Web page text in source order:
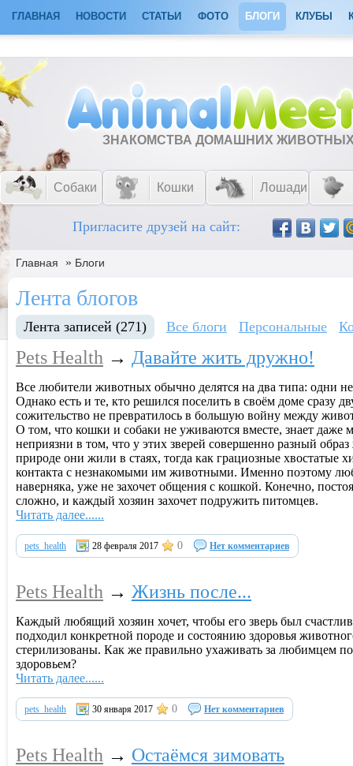
ГЛАВНАЯ НОВОСТИ СТАТЬИ ФОТО БЛОГИ КЛУБЫ
ЗНАКОМСТВА ДОМАШНИХ
Собаки Кошки Лошади
Пригласите друзей на сайт:
Главная » Блоги
Лента блогов
Лента записей (271) Все блоги Персональные
Pets Health → Давайте жить дружно!
Все любители животных обычно делятся на два типа: одни
Однако есть и те, кто решился поселить в своём доме сразу
сожительство не превратилось в большую войну между
О том, что кошки и собаки не уживаются вместе, знает даже
неприязни в том, что у этих зверей совершенно разный
природе они жили в стаях, тогда как грациозные хвостатые
контакта с незнакомыми им животными. Именно поэтому
наверняка, уже не захочет общения с кошкой. Конечно,
сложно, и каждый хозяин захочет подружить питомцев.
Читать далее......
pets_health 28 февраля 2017 0 Нет комментариев
Pets Health → Жизнь после...
Каждый любящий хозяин хочет, чтобы его зверь был
подходил конкретной породе и состоянию здоровья
стерилизованы. Как же правильно ухаживать за любимцем
здоровьем?
Читать далее......
pets_health 30 января 2017 0 Нет комментариев
Pets Health → Остаёмся зимовать